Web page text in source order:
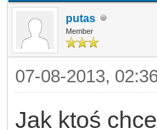
putas
Member
07-08-2013,
Jak ktoś